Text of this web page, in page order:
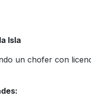
Isla
un chofer con